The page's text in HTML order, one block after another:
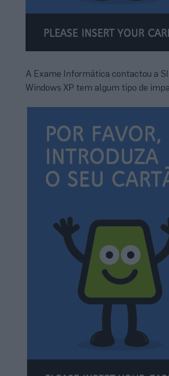
A Exame Informática contactou a
Windows XP tem algum tipo de